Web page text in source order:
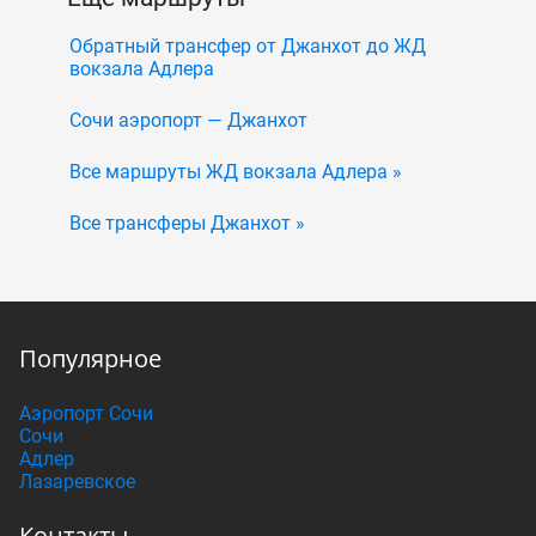
Обратный трансфер от Джанхот до ЖД
вокзала Адлера
Сочи аэропорт — Джанхот
Все маршруты ЖД вокзала Адлера »
Все трансферы Джанхот »
Популярное
Аэропорт Сочи
Сочи
Адлер
Лазаревское